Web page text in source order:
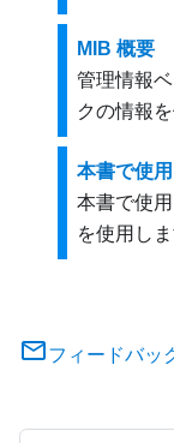
MIB 概要
管理情報
クの情報
本書で使
本書で使
を使用しま
フィードバッ